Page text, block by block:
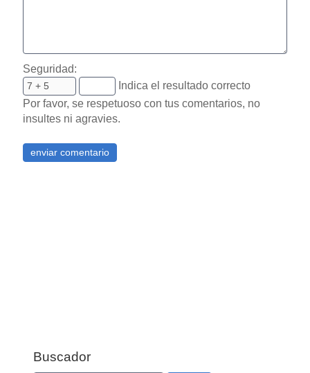
Seguridad:
Indica el resultado correcto
Por favor, se respetuoso con tus comentarios, no
insultes ni agravies.
Buscador